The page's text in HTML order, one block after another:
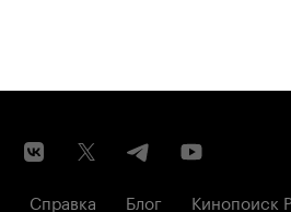
Справка Блог Кинопоиск